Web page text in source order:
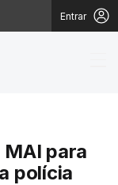
Entrar
para
polícia